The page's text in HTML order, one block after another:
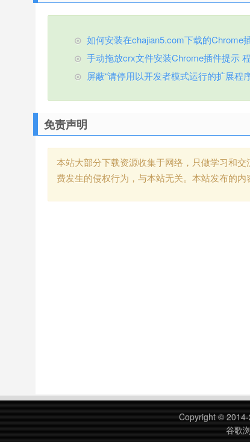
如何安装在chajian5.com下载的Chrome
手动拖放crx文件安装Chrome插件提示
屏蔽“请停用以开发者模式运行的扩展程
免责声明
本站大部分下载资源收集于网络，只做学习和
费发生的侵权行为，与本站无关。本站发布的
Copyright ©
谷歌